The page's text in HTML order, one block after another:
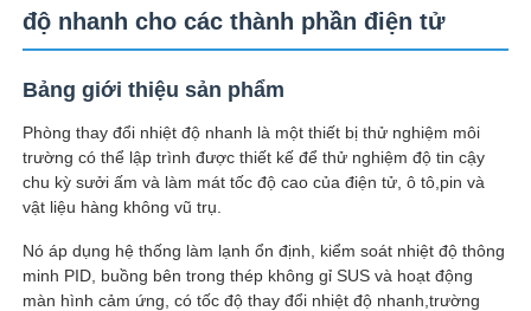
Nhà
Sản phẩm
độ nhanh cho các thành phần điện tử
Bảng giới thiệu sản phẩm
Phòng thay đổi nhiệt độ nhanh là một thiết bị thử nghiệm môi
trường có thể lập trình được thiết kế để thử nghiệm độ tin cậy
chu kỳ sưởi ấm và làm mát tốc độ cao của điện tử, ô tô,pin và
vật liệu hàng không vũ trụ.
Nó áp dụng hệ thống làm lạnh ổn định, kiểm soát nhiệt độ thông
minh PID, buồng bên trong thép không gỉ SUS và hoạt động
màn hình cảm ứng, có tốc độ thay đổi nhiệt độ nhanh,trường